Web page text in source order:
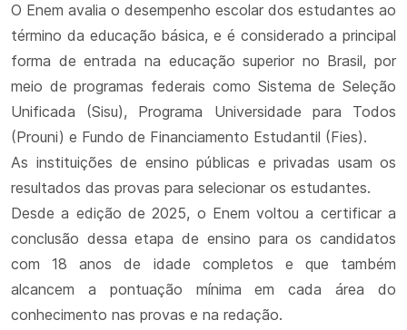
O Enem avalia o desempenho escolar dos estudantes ao
término da educação básica, e é considerado a principal
forma de entrada na educação superior no Brasil, por
meio de programas federais como Sistema de Seleção
Unificada (Sisu), Programa Universidade para Todos
(Prouni) e Fundo de Financiamento Estudantil (Fies).
As instituições de ensino públicas e privadas usam os
resultados das provas para selecionar os estudantes.
Desde a edição de 2025, o Enem voltou a certificar a
conclusão dessa etapa de ensino para os candidatos
com 18 anos de idade completos e que também
alcancem a pontuação mínima em cada área do
conhecimento nas provas e na redação.